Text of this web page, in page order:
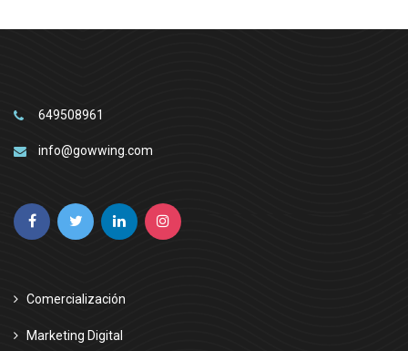
649508961
info@gowwing.com
Comercialización
Marketing Digital